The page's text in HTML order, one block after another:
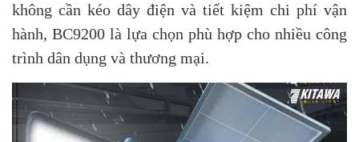
không cần kéo dây điện và tiết kiệm chi phí vận
hành, BC9200 là lựa chọn phù hợp cho nhiều công
trình dân dụng và thương mại.